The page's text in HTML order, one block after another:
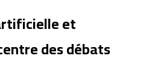
et
des débats